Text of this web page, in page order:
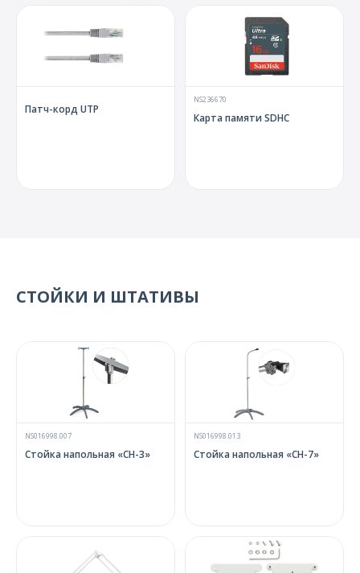
Патч-корд UTP
NS236670
Карта памяти SDHC
СТОЙКИ И ШТАТИВЫ
NS016998.007
Стойка напольная «СН-3»
NS016998.013
Стойка напольная «СН-7»